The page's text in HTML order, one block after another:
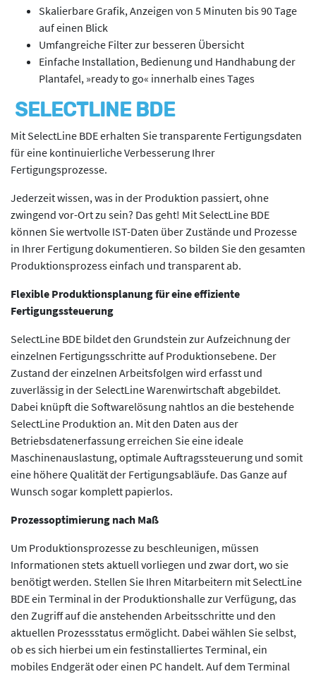
Skalierbare Grafik, Anzeigen von 5 Minuten bis 90 Tage
auf einen Blick
Umfangreiche Filter zur besseren Übersicht
Einfache Installation, Bedienung und Handhabung der
Plantafel, »ready to go« innerhalb eines Tages
SELECTLINE BDE
Mit SelectLine BDE erhalten Sie transparente Fertigungsdaten
für eine kontinuierliche Verbesserung Ihrer
Fertigungsprozesse.
Jederzeit wissen, was in der Produktion passiert, ohne
zwingend vor-Ort zu sein? Das geht! Mit SelectLine BDE
können Sie wertvolle IST-Daten über Zustände und Prozesse
in Ihrer Fertigung dokumentieren. So bilden Sie den gesamten
Produktionsprozess einfach und transparent ab.
Flexible Produktionsplanung für eine effiziente
Fertigungssteuerung
SelectLine BDE bildet den Grundstein zur Aufzeichnung der
einzelnen Fertigungsschritte auf Produktionsebene. Der
Zustand der einzelnen Arbeitsfolgen wird erfasst und
zuverlässig in der SelectLine Warenwirtschaft abgebildet.
Dabei knüpft die Softwarelösung nahtlos an die bestehende
SelectLine Produktion an. Mit den Daten aus der
Betriebsdatenerfassung erreichen Sie eine ideale
Maschinenauslastung, optimale Auftragssteuerung und somit
eine höhere Qualität der Fertigungsabläufe. Das Ganze auf
Wunsch sogar komplett papierlos.
Prozessoptimierung nach Maß
Um Produktionsprozesse zu beschleunigen, müssen
Informationen stets aktuell vorliegen und zwar dort, wo sie
benötigt werden. Stellen Sie Ihren Mitarbeitern mit SelectLine
BDE ein Terminal in der Produktionshalle zur Verfügung, das
den Zugriff auf die anstehenden Arbeitsschritte und den
aktuellen Prozessstatus ermöglicht. Dabei wählen Sie selbst,
ob es sich hierbei um ein festinstalliertes Terminal, ein
mobiles Endgerät oder einen PC handelt. Auf dem Terminal